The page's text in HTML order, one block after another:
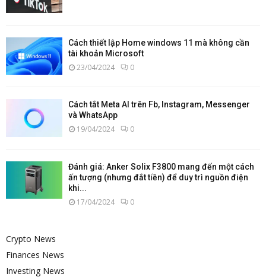
Cách thiết lập Home windows 11 mà không cần
tài khoản Microsoft
23/04/2024 0
Cách tắt Meta AI trên Fb, Instagram, Messenger
và WhatsApp
19/04/2024 0
Đánh giá: Anker Solix F3800 mang đến một cách
ấn tượng (nhưng đắt tiền) để duy trì nguồn điện
khi...
17/04/2024 0
Crypto News
Finances News
Investing News